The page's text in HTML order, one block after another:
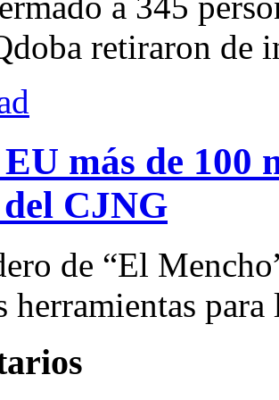
retiraron de
más de 100
CJNG
de “El
herramientas